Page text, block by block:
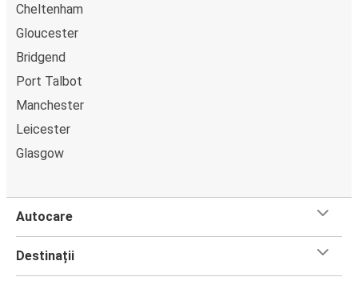
Cheltenham
Gloucester
Bridgend
Port Talbot
Manchester
Leicester
Glasgow
Autocare
Destinații